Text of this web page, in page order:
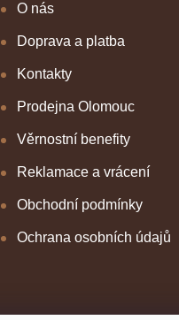
O nás
Doprava a platba
Kontakty
Prodejna Olomouc
Věrnostní benefity
Reklamace a vrácení
Obchodní podmínky
Ochrana osobních údajů